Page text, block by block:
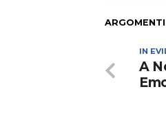
IN
A